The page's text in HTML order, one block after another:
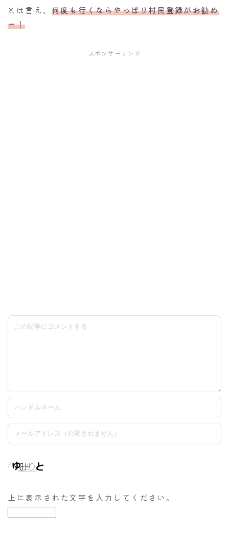
とは言え、 何度も行くならやっぱり村民登録がお勧め
ー！
スポンサーリンク
上に表示された文字を入力してください。